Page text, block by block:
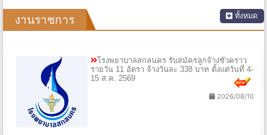
งานราชการ ทั้งหมด
โรงพยาบาลสกลนคร รับสมัครลูกจ้างชั่วคราว
รายวัน 11 อัตรา จ้างวันละ 338 บาท ตั้งแต่วันที่ 4-
15 ส.ค. 2569
2026/08/10